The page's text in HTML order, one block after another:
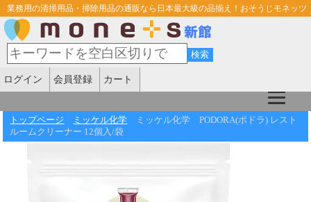
業務用の清掃用品・掃除用品の通販なら日本最大級の品揃え！おそうじモネッツ
ログイン 会員登録 カート
トップページ ミッケル化学
ミッケル化学 PODORA(ポドラ) レスト
ルームクリーナー 12個入/袋